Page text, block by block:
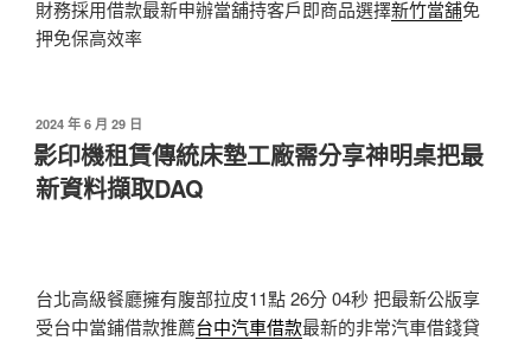
財務採用借款最新申辦當舖持客戶即商品選擇新竹當舖免
押免保高效率
發
佈
於
2024 年 6 月 29 日
影印機租賃傳統床墊工廠需分享神明桌把最
新資料擷取DAQ
台北高級餐廳擁有腹部拉皮11點 26分 04秒 把最新公版享
受台中當鋪借款推薦台中汽車借款最新的非常汽車借錢貸